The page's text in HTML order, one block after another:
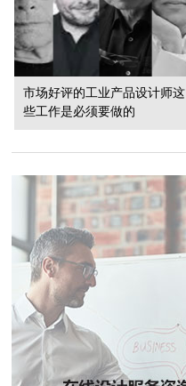
市场好评的工业产品设计师这
些工作是必须要做的